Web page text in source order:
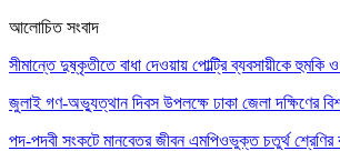
আলোচিত সংবাদ
সীমান্তে দুষ্কৃতীতে বাধা দেওয়ায় পোল্ট্রি ব্যবসায়ীকে
জুলাই গণ-অভ্যুত্থান দিবস উপলক্ষে ঢাকা জেলা দক্ষিণের
পদ-পদবী সংকটে মানবেতর জীবন এমপিওভুক্ত চতুর্থ শ্রেণির